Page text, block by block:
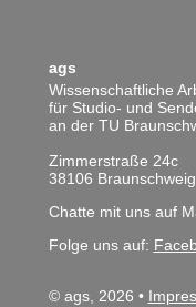
ags
Wissenschaftliche
für Studio- und
an der TU
Zimmerstraße 24c
38106 Braunschweig
Chatte mit uns auf
Folge uns auf:
© ags, 2026 •